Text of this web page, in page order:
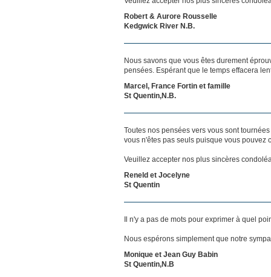
Robert & Aurore Rousselle
Kedgwick River N.B.
Nous savons que vous êtes durement
pensées. Espérant que le temps effacera
Marcel, France Fortin et famille
St Quentin,N.B.
Toutes nos pensées vers vous sont
vous n'êtes pas seuls puisque vous pouvez
Veuillez accepter nos plus sincères
Reneld et Jocelyne
St Quentin
Il n'y a pas de mots pour exprimer à quel
Nous espérons simplement que notre
Monique et Jean Guy Babin
St Quentin,N.B